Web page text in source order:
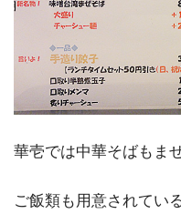
華壱では中華そばもま
ご飯類も用意されてい